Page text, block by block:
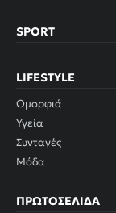
SPORT
LIFESTYLE
Ομορφιά
Υγεία
Συνταγές
Μόδα
ΠΡΩΤΟΣΈΛΙΔΑ